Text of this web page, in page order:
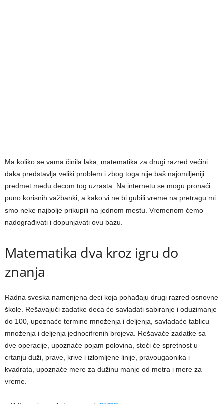
Ma koliko se vama činila laka, matematika za drugi razred većini
đaka predstavlja veliki problem i zbog toga nije baš najomiljeniji
predmet među decom tog uzrasta. Na internetu se mogu pronaći
puno korisnih važbanki, a kako vi ne bi gubili vreme na pretragu mi
smo neke najbolje prikupili na jednom mestu. Vremenom ćemo
nadograđivati i dopunjavati ovu bazu.
Matematika dva kroz igru do
znanja
Radna sveska namenjena deci koja pohađaju drugi razred osnovne
škole. Rešavajući zadatke deca će savladati sabiranje i oduzimanje
do 100, upoznaće termine množenja i deljenja, savladaće tablicu
množenja i deljenja jednocifrenih brojeva. Rešavaće zadatke sa
dve operacije, upoznaće pojam polovina, steći će spretnost u
crtanju duži, prave, krive i izlomljene linije, pravougaonika i
kvadrata, upoznaće mere za dužinu manje od metra i mere za
vreme.